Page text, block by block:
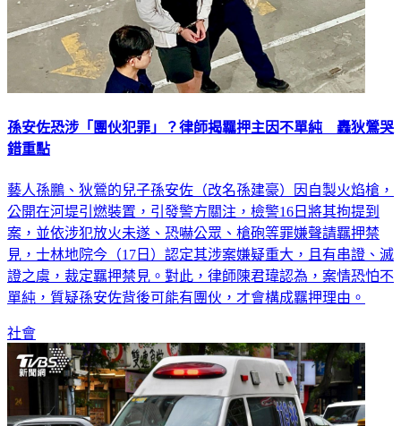
孫安佐恐涉「團伙犯罪」？律師揭羈押主因不單純 轟狄鶯哭
藝人孫鵬、狄鶯的兒子孫安佐（改名孫建豪）因自製火焰槍，
公開在河堤引燃裝置，引發警方關注，檢警16日將其拘提到
案，並依涉犯放火未遂、恐嚇公眾、槍砲等罪嫌聲請羈押禁
見，士林地院今（17日）認定其涉案嫌疑重大，且有串證、滅
證之虞，裁定羈押禁見。對此，律師陳君瑋認為，案情恐怕不
社會